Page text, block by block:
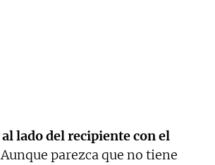
lado del recipiente con el
parezca que no tiene